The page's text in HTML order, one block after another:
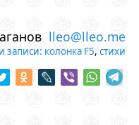
lleo@lleo.me
записи: колонка F5,стихи